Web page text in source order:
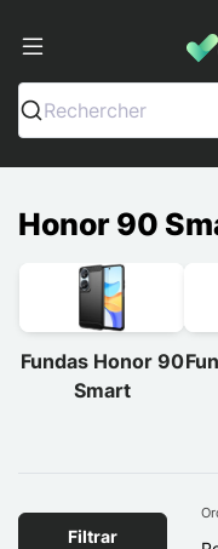
Rechercher
Honor 90
Fundas Honor 90
Smart
Filtrar